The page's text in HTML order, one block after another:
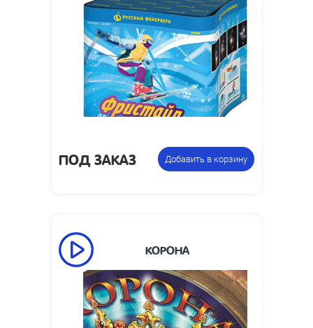
Время работы, сек:
90
Высота пламени, м:
7
Размеры изделия,
165 х 190 х 190
Вес упаковки, кг:
0.6
Цена указана за
фасовку:
Фонтан
пиротехнический.
ПОД ЗАКАЗ Добавить в корзину
КОРОНА
Время работы,
50
Высота пламени,
1